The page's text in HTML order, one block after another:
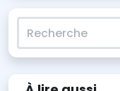
Recherche